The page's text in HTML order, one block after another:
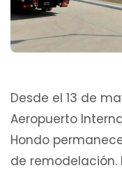
Desde el 13 de
Aeropuerto
Hondo
de